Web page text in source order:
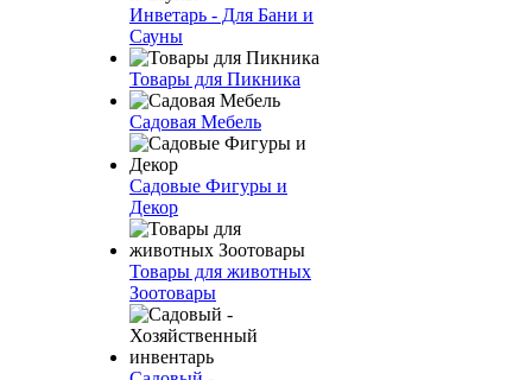
Инветарь - Для Бани и
Сауны
Товары для Пикника
Садовая Мебель
Садовые Фигуры и
Декор
Товары для животных
Зоотовары